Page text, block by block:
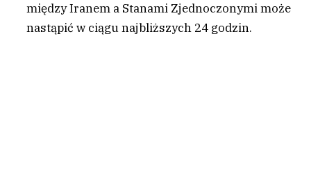
między Iranem a Stanami Zjednoczonymi może
nastąpić w ciągu najbliższych 24 godzin.